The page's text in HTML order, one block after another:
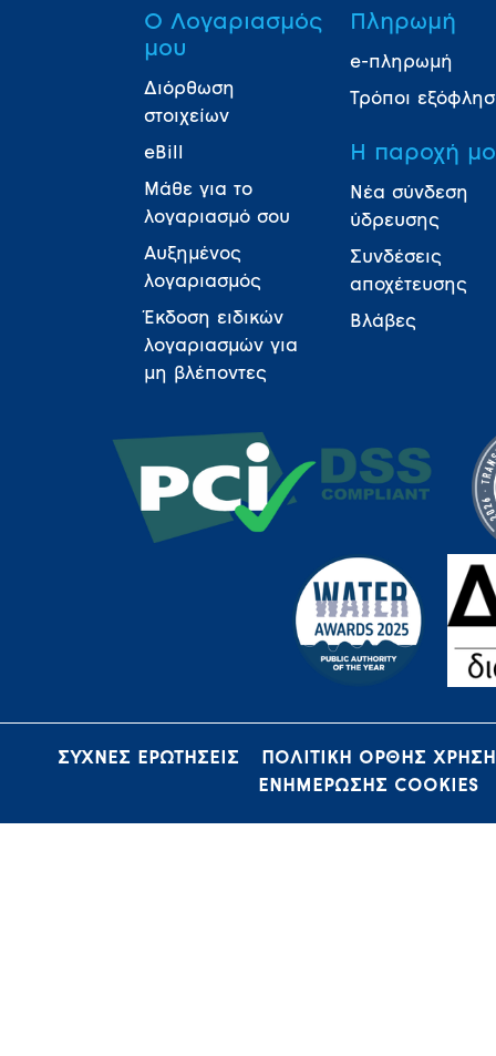
Ο Λογαριασμός
μου
Διόρθωση
στοιχείων
eBill
Μάθε για το
λογαριασμό σου
Αυξημένος
λογαριασμός
Έκδοση ειδικών
λογαριασμών για
μη βλέποντες
Πληρωμή
e-πληρωμή
Τρόποι
Η παροχή
Νέα σύνδεση
ύδρευσης
Συνδέσεις
αποχέτευσης
Βλάβες
ΣΥΧΝΕΣ ΕΡΩΤΗΣΕΙΣ
ΠΟΛΙΤΙΚΗ ΟΡΘΗΣ
ΕΝΗΜΕΡΩΣΗΣ COOKIES